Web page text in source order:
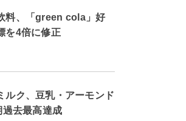
料、「green cola」好
4倍に修正
ルク、豆乳・アーモンド
去最高達成